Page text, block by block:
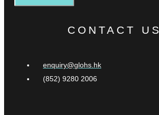
CONTACT US
enquiry@glohs.hk
(852) 9280 2006